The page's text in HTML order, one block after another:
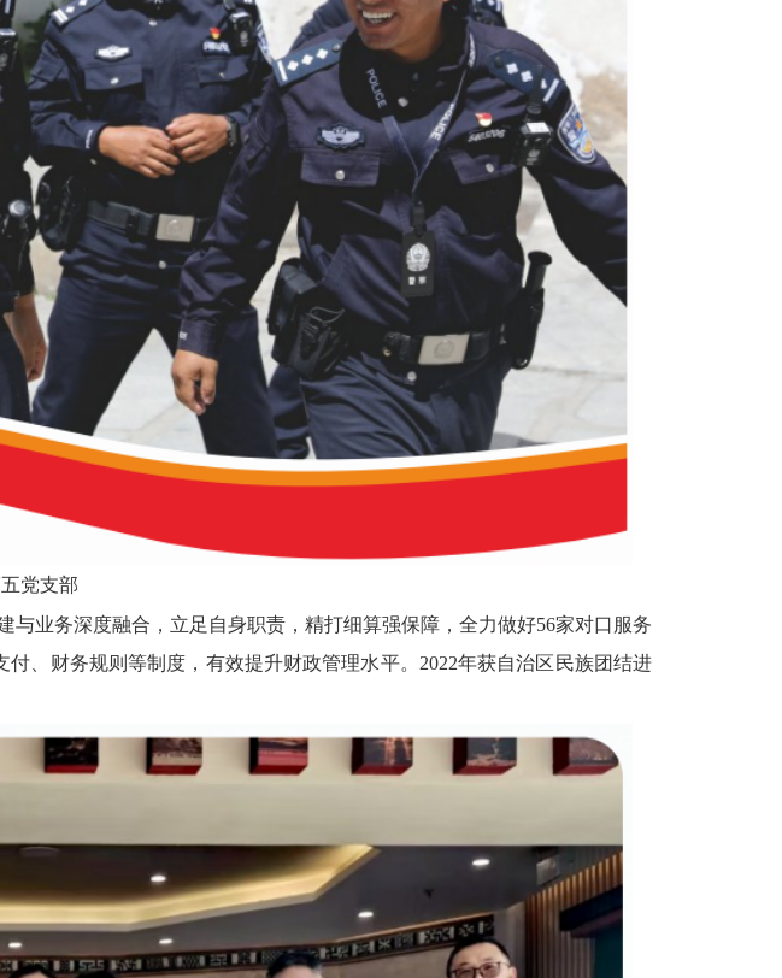
党支部
与业务深度融合，立足自身职责，精打细算强保障，全力做好56家对口服务
付、财务规则等制度，有效提升财政管理水平。 2022年获自治区民族团结进